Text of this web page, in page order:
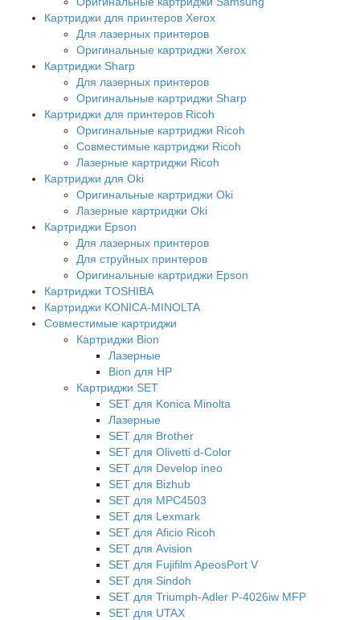
Картриджи для принтеров Xerox
Для лазерных принтеров
Оригинальные картриджи Xerox
Картриджи Sharp
Для лазерных принтеров
Оригинальные картриджи Sharp
Картриджи для принтеров Ricoh
Оригинальные картриджи Ricoh
Совместимые картриджи Ricoh
Лазерные картриджи Ricoh
Картриджи для Oki
Оригинальные картриджи Oki
Лазерные картриджи Oki
Картриджи Epson
Для лазерных принтеров
Для струйных принтеров
Оригинальные картриджи Epson
Картриджи TOSHIBA
Картриджи KONICA-MINOLTA
Совместимые картриджи
Картриджи Bion
Лазерные
Bion для HP
Картриджи SET
SET для Konica Minolta
Лазерные
SET для Brother
SET для Olivetti d-Color
SET для Develop ineo
SET для Bizhub
SET для MPC4503
SET для Lexmark
SET для Aficio Ricoh
SET для Avision
SET для Fujifilm ApeosPort V
SET для Sindoh
SET для Triumph-Adler P-4026iw MFP
SET для UTAX